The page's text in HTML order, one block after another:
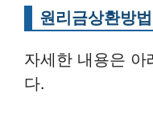
원리금상환방법
자세한 내용은 아
다.